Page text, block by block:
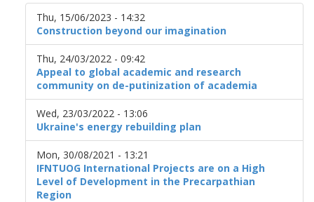
Thu, 15/06/2023 - 14:32
Construction beyond our imagination
Thu, 24/03/2022 - 09:42
Appeal to global academic and research
community on de-putinization of academia
Wed, 23/03/2022 - 13:06
Ukraine's energy rebuilding plan
Mon, 30/08/2021 - 13:21
IFNTUOG International Projects are on a High
Level of Development in the Precarpathian
Region